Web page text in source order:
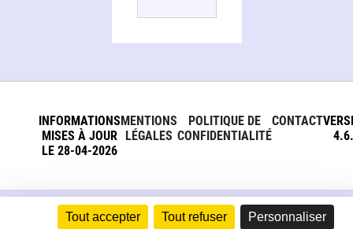
Tout accepter Tout refuser Personnaliser
INFORMATIONS
MISES À JOUR
LE 28-04-2026
MENTIONS
LÉGALES
POLITIQUE DE
CONFIDENTIALITÉ
CONTACT